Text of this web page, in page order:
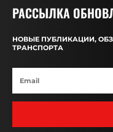
РАССЫЛКА
НОВЫЕ ПУБЛИКАЦИИ,
ТРАНСПОРТА